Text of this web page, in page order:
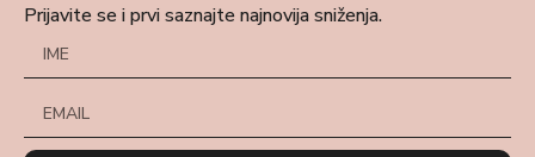
Prijavite se i prvi saznajte najnovija sniženja.